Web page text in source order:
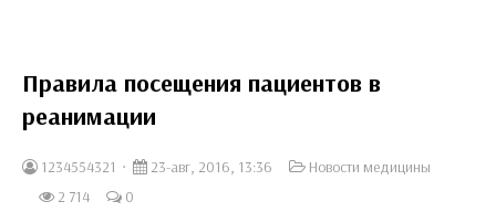
Правила посещения пациентов в
реанимации
1234554321 23-авг, 2016, 13:36
Новости медицины
2 714
0